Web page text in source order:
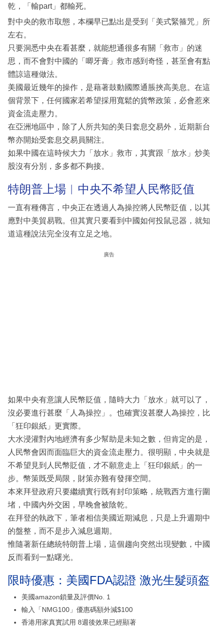
乾，「輸part」都輸死。
對中央的救市取態，本欄早已點出是受到「美式緊箍咒」所
左右。
只要洞悉中央在看甚麼，就能想通很多有關「救市」的迷
思，而不會對中國的「唧牙膏」救市感到奇怪，甚至會有點
體諒這種做法。
美國最近幾年的操作，是藉著鼓動國際通脹挾高美息。在這
個背景下，任何國家若希望採用寬鬆的貨幣政策，必會惹來
資金流走壓力。
在亞洲地區中，除了人所共知的美日套息交易外，近期新台
幣亦開始受套息交易員關注。
如果中國在這時候大力「放水」救市，其實跟「放水」炒美
股沒有分別，多多都不夠接。
特朗普上場︳中央不希望人民幣貶值
一直有種傳言，中央正在透過人為操控將人民幣貶值，以其
應對中美貿易戰。但其實只要看到中國如何投鼠忌器，就知
道這種說法完全沒有立足之地。
廣告
如果中央有意讓人民幣貶值，隨時大力「放水」就可以了，
沒必要進行甚麼「人為操控」。也確實沒甚麼人為操控，比
「狂印銀紙」更實際。
大水浸灌對內地經濟有多少幫助是未知之數，但肯定的是，
人民幣會因而面臨巨大的資金流走壓力。很明顯，中央就是
不希望見到人民幣貶值，才不願意走上「狂印銀紙」的一
步。幣策既受局限，財策亦難有發揮空間。
本來拜登政府只要繼續實行既有封印策略，統戰西方進行圍
堵，中國內外交困，早晚會被陰乾。
在拜登的執政下，筆者相信美國近期減息，只是上升週期中
的盤整，而不是步入減息週期。
惟隨著新任總統特朗普上場，這個趨向突然出現變數，中國
反而看到一點曙光。
限時優惠：美國FDA認證 激光生髮頭盔
美國amazon鎖量及評價No. 1
輸入「NMG100」優惠碼額外減$100
香港用家真實試用 8週後效果已經顯著